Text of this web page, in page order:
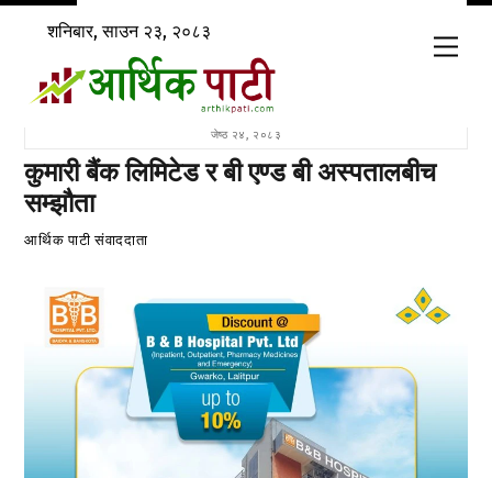
Skip
content
शनिबार, साउन २३, २०८३
जेष्ठ २४, २०८३
कुमारी बैंक लिमिटेड र बी एण्ड बी अस्पतालबीच
सम्झौता
आर्थिक पाटी संवाददाता